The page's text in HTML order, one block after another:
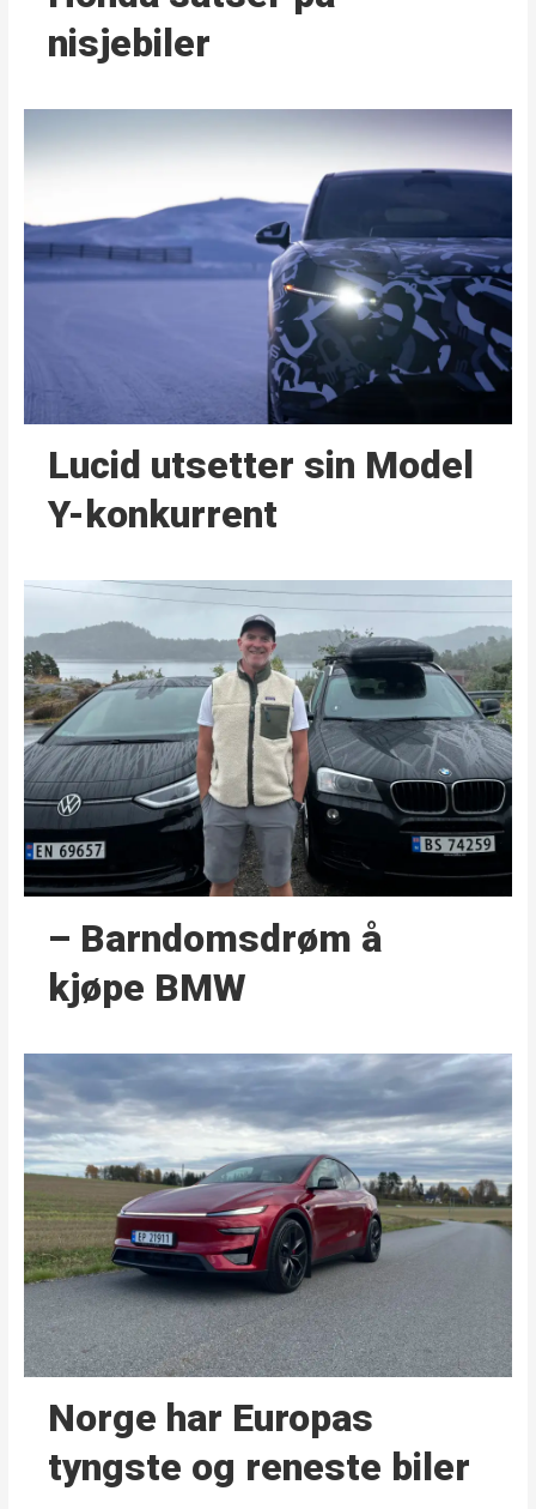
nisjebiler
Lucid utsetter sin Model
Y-konkurrent
– Barndoms­drøm å
kjøpe BMW
Norge har Europas
tyngste og reneste biler